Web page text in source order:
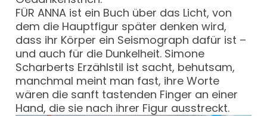
FÜR ANNA ist ein Buch über das Licht, von
dem die Hauptfigur später denken wird,
dass ihr Körper ein Seismograph dafür ist –
und auch für die Dunkelheit. Simone
Scharberts Erzählstil ist sacht, behutsam,
manchmal meint man fast, ihre Worte
wären die sanft tastenden Finger an einer
Hand, die sie nach ihrer Figur ausstreckt.